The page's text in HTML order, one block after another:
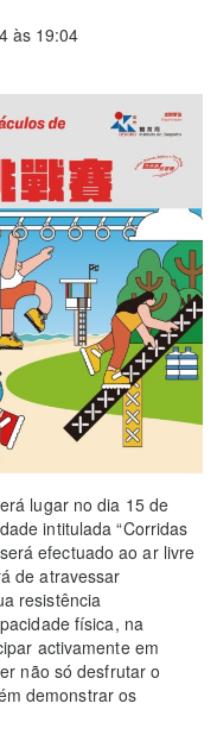
às 19:04
lugar no dia 15 de
intitulada “Corridas
efectuado ao ar livre
de atravessar
resistência
física, na
activamente em
não só desfrutar o
demonstrar os